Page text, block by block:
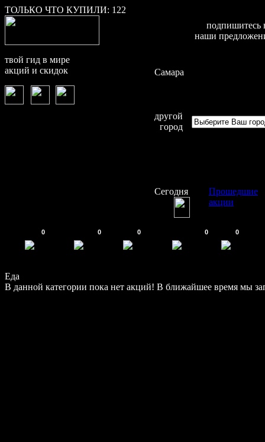
ТОЛЬКО ЧТО КУПИЛИ: 122
твой гид в мире
акций и скидок
подпишитесь
наши
Самара
другой
город
Сегодня
Прошедшие
акции
0 0 0 0 0
Еда
В данной категории пока нет акций! В ближайшее время мы